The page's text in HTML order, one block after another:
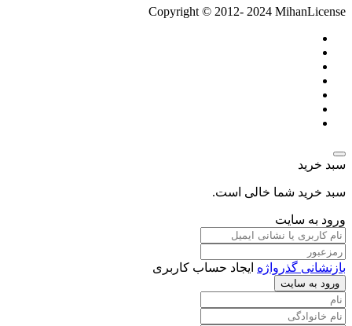
Copyright © 2012- 2024 MihanLicense
سبد خرید
سبد خرید شما خالی است.
ورود به سایت
بازنشانی گذرواژه ایجاد حساب کاربری
ورود به سایت